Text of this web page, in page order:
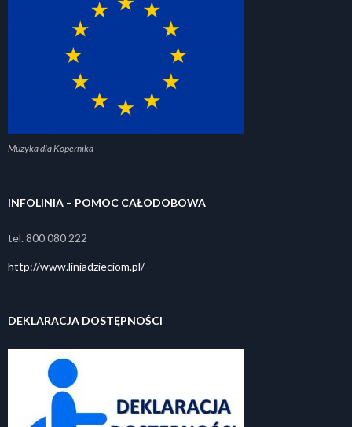
Muzyka dla Kopernika
INFOLINIA – POMOC CAŁODOBOWA
tel. 800 080 222
http://www.liniadzieciom.pl/
DEKLARACJA DOSTĘPNOŚCI